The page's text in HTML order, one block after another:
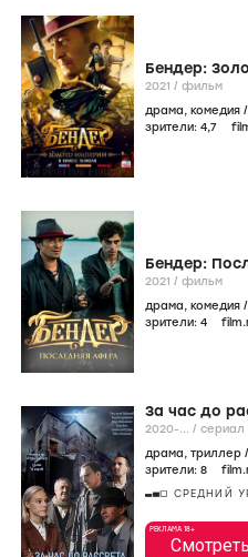
Бендер:
2021 / фильм
драма, комедия /
зрители: 4,7
Бендер:
2021 / фильм
драма, комедия /
зрители: 4
За час до
2020-... / сериал
драма, триллер /
зрители: 8
СРЕДНИЙ
РЕКЛАМА 18+